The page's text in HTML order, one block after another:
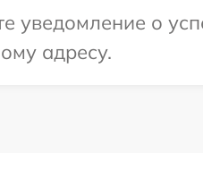
уведомление о
адресу.